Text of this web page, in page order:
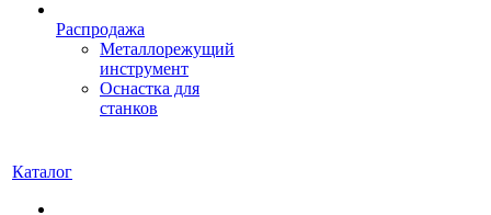
Распродажа
Металлорежущий
инструмент
Оснастка для
станков
Каталог